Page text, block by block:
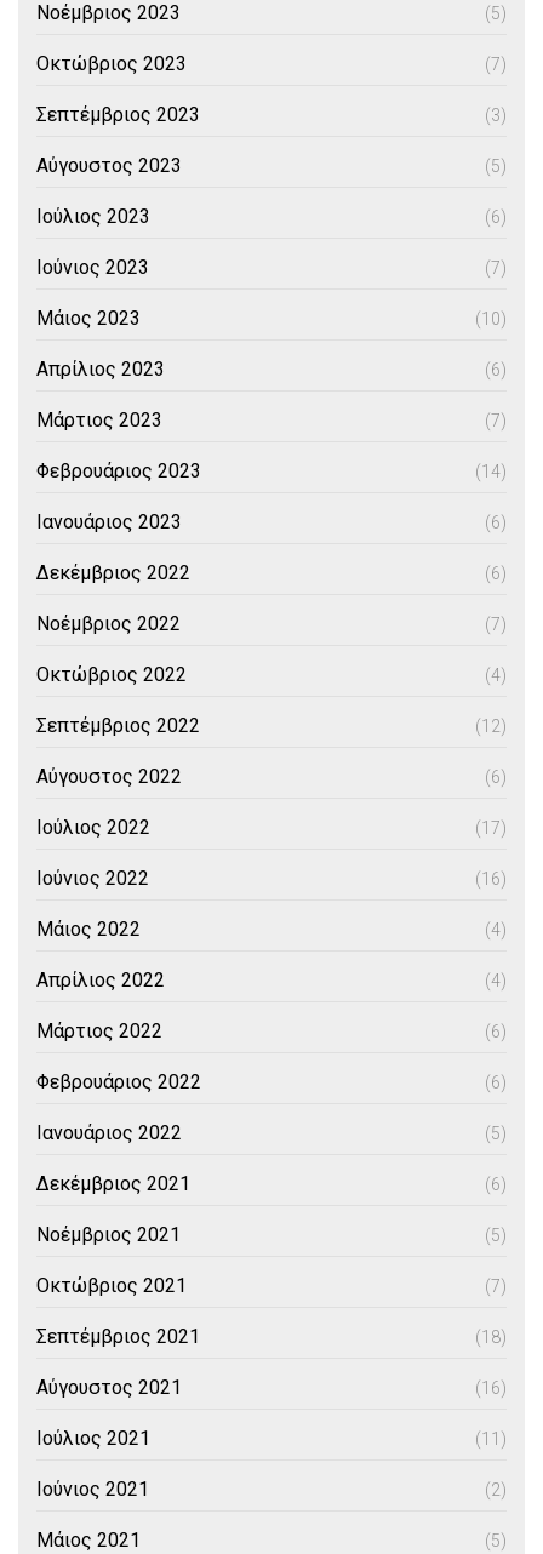
Νοέμβριος 2023 (5)
Οκτώβριος 2023 (7)
Σεπτέμβριος 2023 (3)
Αύγουστος 2023 (5)
Ιούλιος 2023 (6)
Ιούνιος 2023 (7)
Μάιος 2023 (10)
Απρίλιος 2023 (6)
Μάρτιος 2023 (7)
Φεβρουάριος 2023 (14)
Ιανουάριος 2023 (6)
Δεκέμβριος 2022 (6)
Νοέμβριος 2022 (7)
Οκτώβριος 2022 (4)
Σεπτέμβριος 2022 (12)
Αύγουστος 2022 (6)
Ιούλιος 2022 (17)
Ιούνιος 2022 (16)
Μάιος 2022 (4)
Απρίλιος 2022 (4)
Μάρτιος 2022 (6)
Φεβρουάριος 2022 (6)
Ιανουάριος 2022 (5)
Δεκέμβριος 2021 (6)
Νοέμβριος 2021 (5)
Οκτώβριος 2021 (7)
Σεπτέμβριος 2021 (18)
Αύγουστος 2021 (16)
Ιούλιος 2021 (11)
Ιούνιος 2021 (2)
Μάιος 2021 (5)